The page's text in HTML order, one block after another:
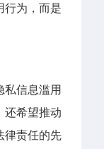
行为，而是
私信息滥用
还希望推动
律责任的先